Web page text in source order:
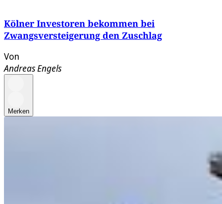
Kölner Investoren bekommen bei
Zwangsversteigerung den Zuschlag
Von
Andreas Engels
Merken